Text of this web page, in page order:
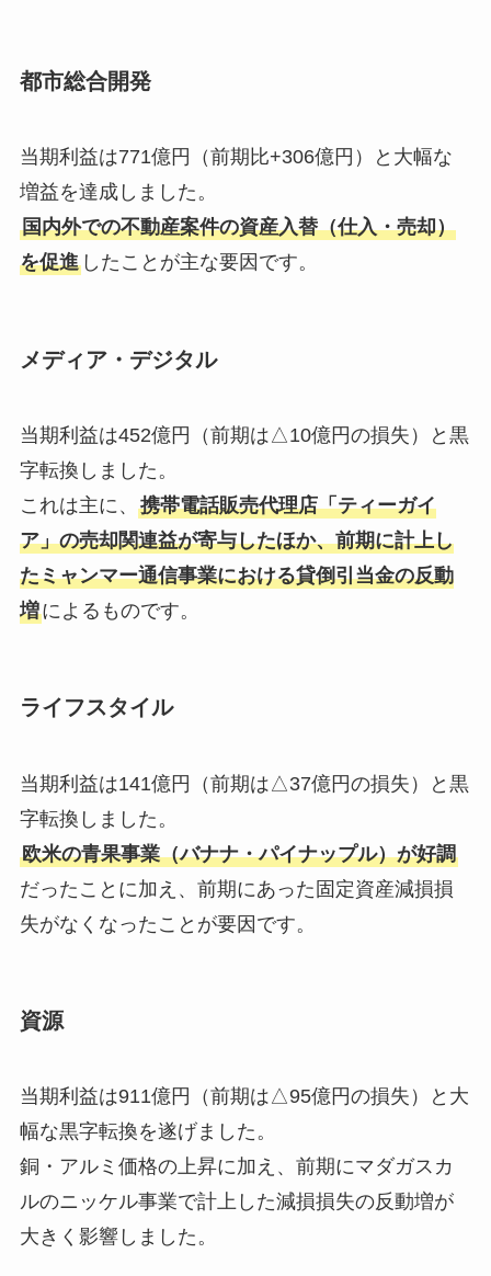
都市総合開発
当期利益は771億円（前期比+306億円）と大幅な
増益を達成しました。
国内外での不動産案件の資産入替（仕入・売却）
を促進したことが主な要因です。
メディア・デジタル
当期利益は452億円（前期は△10億円の損失）と黒
字転換しました。
これは主に、 携帯電話販売代理店「ティーガイ
ア」の売却関連益が寄与したほか、前期に計上し
たミャンマー通信事業における貸倒引当金の反動
増によるものです。
ライフスタイル
当期利益は141億円（前期は△37億円の損失）と黒
字転換しました。
欧米の青果事業（バナナ・パイナップル）が好調
だったことに加え、前期にあった固定資産減損損
失がなくなったことが要因です。
資源
当期利益は911億円（前期は△95億円の損失）と大
幅な黒字転換を遂げました。
銅・アルミ価格の上昇に加え、前期にマダガスカ
ルのニッケル事業で計上した減損損失の反動増が
大きく影響しました。